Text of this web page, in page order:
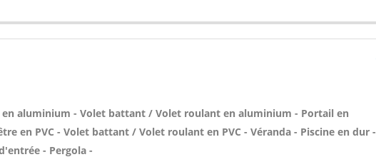
en aluminium - Volet battant / Volet roulant en aluminium - Portail en
en PVC - Volet battant / Volet roulant en PVC - Véranda - Piscine en dur -
- Pergola -